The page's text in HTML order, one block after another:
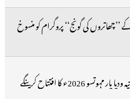
کی گونج‘‘ پروگرام کو منسوخ
2026ء کا افتتاح کرینگے